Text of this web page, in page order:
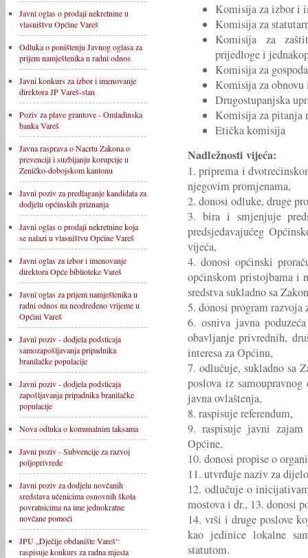
Javni oglas o prodaji nekretnine u
vlasništvu Općine Vareš
Odluka o poništenju Javnog oglasa za
prijem namještenika u radni odnos
Javni konkurs za izbor i imenovanje
direktora JP Vareš-stan
Poziv za plave grantove - Omladinska
banka Vareš
Javna rasprava o Nacrtu Zakona o
prevenciji i suzbijanju korupcije u
Zeničko-dobojskom kantonu
Javni poziv za predlaganje kandidata za
dodjelu općinskih priznanja
Javni oglas o prodaji nekretnine koja
se nalazi u vlasništvu Općine Vareš
Javni oglas za izbor i imenovanje
direktora Opće biblioteke Vareš
Javni oglas za prijem namještenika u
radni odnos na neodređeno vrijeme u
Općini Vareš
Javni poziv - dodjela podsticaja
samozapošljavanja pripadnika
branilačke populacije
Javni poziv - dodjela podsticaja
zapošljavanja pripadnika branilačke
populacije
Nova odluka o komunalnim taksama
Javni poziv - Subvencije za razvoj
poljoprivrede
Javni poziv za dodjelu novčanih
sredstava učenicima osnovnih škola
povratnicima na ime jednokratne
novčane pomoći
JPU „Dječije obdanište Vareš“
raspisuje konkurs za radna mjesta
Komisija za izbor i
Komisija za
Komisija za
prijedloge i
Komisija za
Komisija za
Drugostupanjska
Komisija za pitanja
Etička komisija
Nadležnosti vijeća:
1. priprema i
njegovim promjenama,
2. donosi odluke, druge
3. bira i smjenjuje
predsjedavajućeg
vijeća,
4. donosi općinski
općinskom pristojbama i
sredstva sukladno sa
5. donosi program
6. osniva javna
obavljanje privrednih,
interesa za Općinu,
7. odlučuje, sukladno sa
poslova iz
javna ovlaštenja,
8. raspisuje referendum,
9. raspisuje javni
Općine,
10. donosi propise o
11. utvrđuje naziv za
12. odlučuje o
mostova i dr., 13. donosi
14. vrši i druge poslove
kao jedinice lokalne
statutom.